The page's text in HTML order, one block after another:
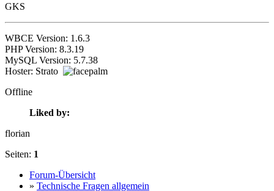
GKS
WBCE Version: 1.6.3
PHP Version: 8.3.19
MySQL Version: 5.7.38
Hoster: Strato
Offline
Liked by:
florian
Seiten: 1
Forum-Übersicht
» Technische Fragen allgemein